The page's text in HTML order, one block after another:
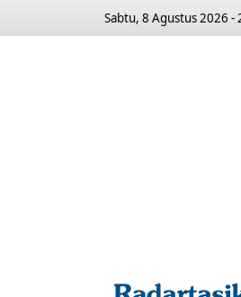
Sabtu, 8 Agustus 2026 -